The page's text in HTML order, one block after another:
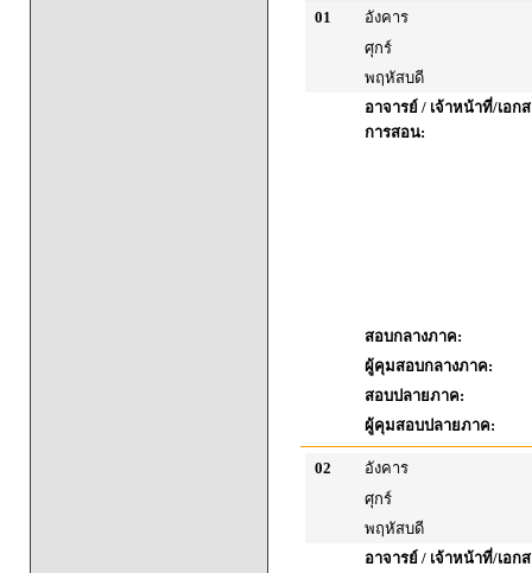
01
อังคาร
ศุกร์
พฤหัสบดี
อาจารย์ / เจ้าหน้าที่/เอก
การสอน:
สอบกลางภาค:
ผู้คุมสอบกลางภาค:
สอบปลายภาค:
ผู้คุมสอบปลายภาค:
02
อังคาร
ศุกร์
พฤหัสบดี
อาจารย์ / เจ้าหน้าที่/เอก